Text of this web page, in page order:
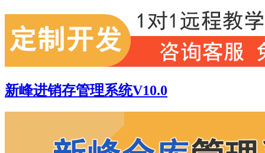
新峰进销存管理系统V10.0